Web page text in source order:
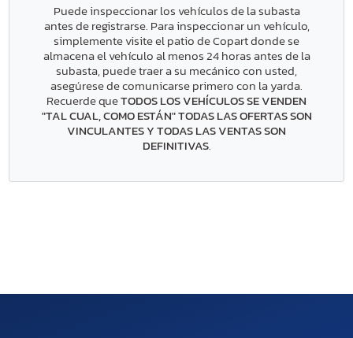
Puede inspeccionar los vehículos de la subasta
antes de registrarse. Para inspeccionar un vehículo,
simplemente visite el patio de Copart donde se
almacena el vehículo al menos 24 horas antes de la
subasta, puede traer a su mecánico con usted,
asegúrese de comunicarse primero con la yarda.
Recuerde queTODOS LOS VEHÍCULOS SE VENDEN
"TAL CUAL, COMO ESTÁN" TODAS LAS OFERTAS SON
VINCULANTES Y TODAS LAS VENTAS SON
DEFINITIVAS.